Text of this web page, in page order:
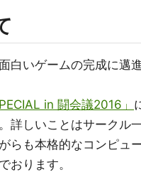
いゲームの完成に邁
in 闘会議2016」
詳しいことはサークル
らも本格的なコンピュ
おります。